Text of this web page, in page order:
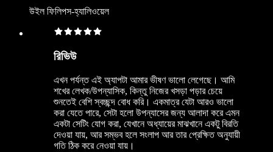
উইল ফিলিপস-হ্যালিওয়েল
রিভিউ
এখন পর্যন্ত এই অ্যাপটা আমার ভীষণ ভালো লেগেছে। আমি
শখের লেখক/উপন্যাসিক, কিন্তু নিজের খসড়া পড়ার চেয়ে
শুনতেই বেশি স্বচ্ছন্দ বোধ করি। একমাত্র যেটা আরও ভালো
করা যেতে পারে, সেটা হলো উপন্যাসের জন্য আলাদা করে এমন
একটা সেটিং যোগ করা, যেখানে অধ্যায়ের মাঝখানে একটু বিরতি
দেওয়া যায়, আর সম্ভব হলে সংলাপ আর তার প্রেক্ষিত অনুযায়ী
গতি ঠিক করে নেওয়া যায়।